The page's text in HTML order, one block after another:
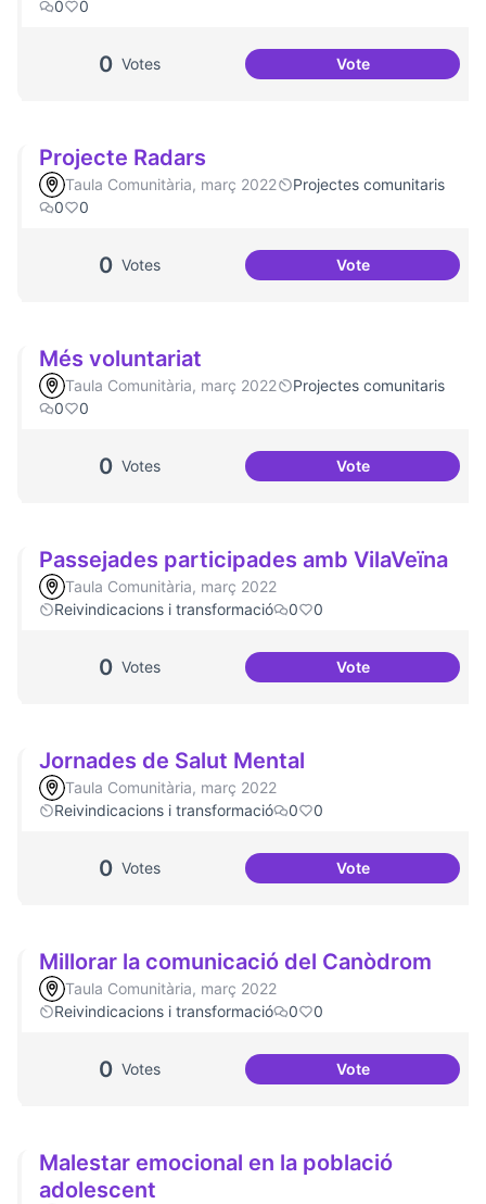
0 0
0 Votes VoteProjecte
Projecte Radars
Taula Comunitària, març 2022
Projectes comunitaris
0
0
0 Votes VoteProjecte Radars
Més voluntariat
Taula Comunitària, març 2022
Projectes comunitaris
0
0
0 Votes VoteMés voluntariat
Passejades participades amb VilaVeïna
Taula Comunitària, març 2022
Reivindicacions i transformació
0 0
0 Votes VotePassejades
Jornades de Salut Mental
Taula Comunitària, març 2022
Reivindicacions i transformació
0 0
0 Votes VoteJornades de
Millorar la comunicació del Canòdrom
Taula Comunitària, març 2022
Reivindicacions i transformació
0 0
0 Votes VoteMillorar la
Malestar emocional en la població
adolescent